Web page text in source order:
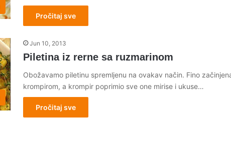
Pročitaj sve
Jun 10, 2013
Piletina iz rerne sa ruzmarinom
Obožavamo piletinu spremljenu na ovakav način. Fino
krompirom, a krompir poprimio sve one mirise i ukuse…
Pročitaj sve